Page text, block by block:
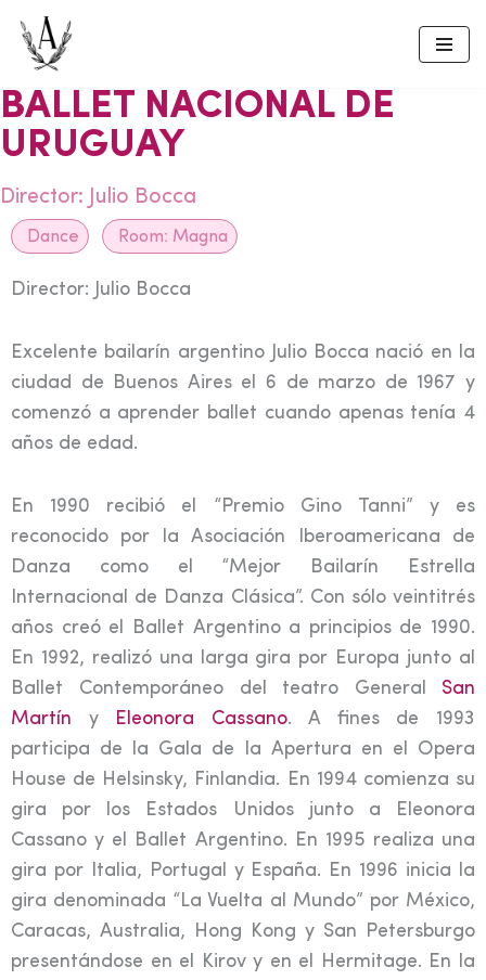
Skip
to
content
BALLET NACIONAL DE
URUGUAY
Director: Julio Bocca
Dance Room: Magna
Director: Julio Bocca
Excelente bailarín argentino Julio Bocca nació en la
ciudad de Buenos Aires el 6 de marzo de 1967 y
comenzó a aprender ballet cuando apenas tenía 4
años de edad.
En 1990 recibió el “Premio Gino Tanni” y es
reconocido por la Asociación Iberoamericana de
Danza como el “Mejor Bailarín Estrella
Internacional de Danza Clásica”. Con sólo veintitrés
años creó el Ballet Argentino a principios de 1990.
En 1992, realizó una larga gira por Europa junto al
Ballet Contemporáneo del teatro General
San
Martín y Eleonora Cassano. A fines de 1993
participa de la Gala de la Apertura en el Opera
House de Helsinsky, Finlandia. En 1994 comienza su
gira por los Estados Unidos junto a Eleonora
Cassano y el Ballet Argentino. En 1995 realiza una
gira por Italia, Portugal y España. En 1996 inicia la
gira denominada “La Vuelta al Mundo” por México,
Caracas, Australia, Hong Kong y San Petersburgo
presentándose en el Kirov y en el Hermitage. En la